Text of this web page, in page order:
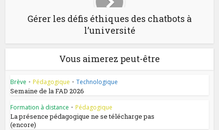
Gérer les défis éthiques des chatbots à
l’université
Vous aimerez peut-être
Brève • Pédagogique • Technologique
Semaine de la FAD 2026
Formation à distance • Pédagogique
La présence pédagogique ne se télécharge pas
(encore)